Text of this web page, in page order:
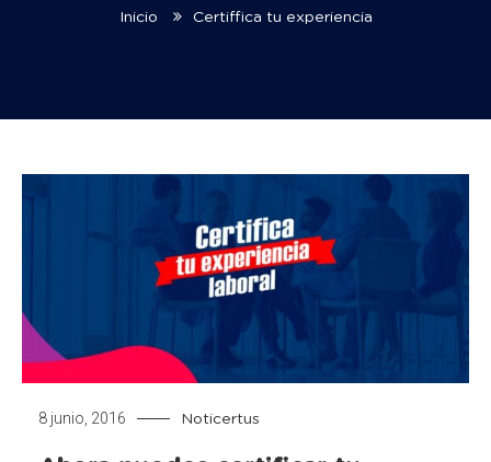
Inicio Certiffica tu experiencia
8 junio, 2016 Noticertus